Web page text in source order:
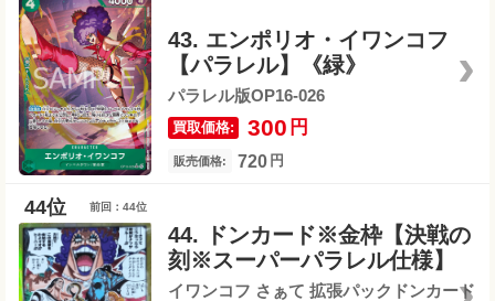
43. エンポリオ・イワンコフ
【パラレル】《緑》
パラレル版OP16-026
買取価格: 300 円
販売価格: 720 円
前回：44位
44. ドンカード※金枠【決戦の
刻※スーパーパラレル仕様】
イワンコフ さぁて 拡張パックドンカード